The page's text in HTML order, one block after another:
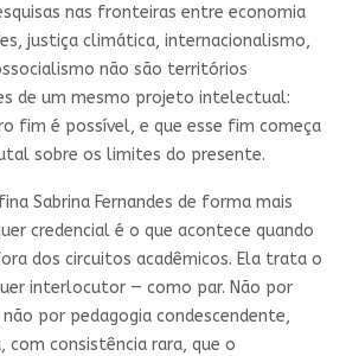
nas fronteiras entre economia
justiça climática, internacionalismo,
não são territórios
de um mesmo projeto intelectual:
fim é possível, e que esse fim começa
sobre os limites do presente.
Sabrina Fernandes de forma mais
credencial é o que acontece quando
dos circuitos acadêmicos. Ela trata o
interlocutor — como par. Não por
por pedagogia condescendente,
com consistência rara, que o